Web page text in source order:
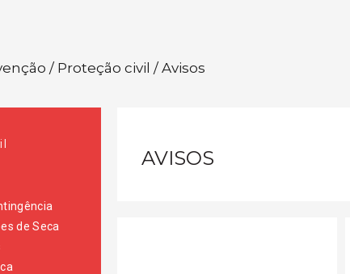
/ Proteção civil / Avisos
de Seca
AVISOS